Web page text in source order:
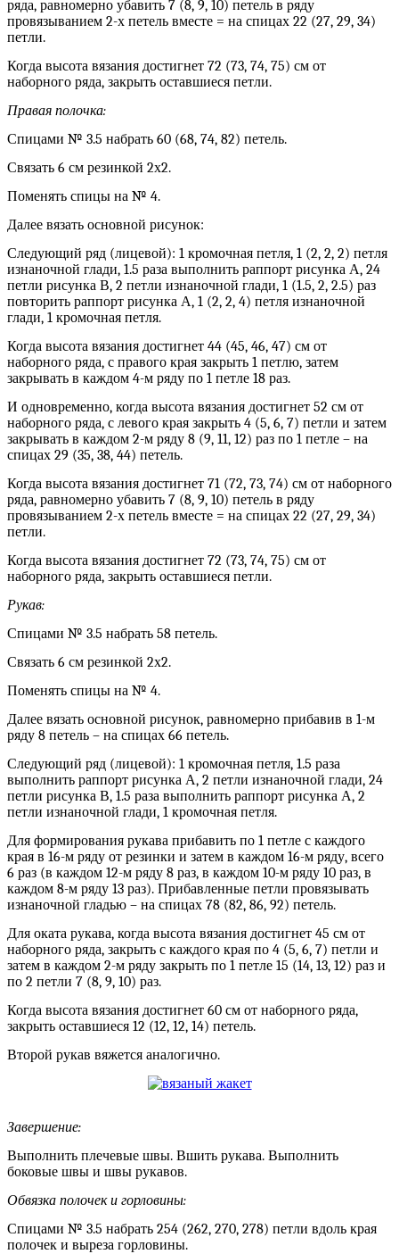
ряда, равномерно убавить 7 (8, 9, 10) петель в ряду
провязыванием 2-х петель вместе = на спицах 22 (27, 29, 34)
петли.
Когда высота вязания достигнет 72 (73, 74, 75) см от
наборного ряда, закрыть оставшиеся петли.
Правая полочка:
Спицами № 3.5 набрать 60 (68, 74, 82) петель.
Связать 6 см резинкой 2х2.
Поменять спицы на № 4.
Далее вязать основной рисунок:
Следующий ряд (лицевой): 1 кромочная петля, 1 (2, 2, 2) петля
изнаночной глади, 1.5 раза выполнить раппорт рисунка А, 24
петли рисунка В, 2 петли изнаночной глади, 1 (1.5, 2, 2.5) раз
повторить раппорт рисунка А, 1 (2, 2, 4) петля изнаночной
глади, 1 кромочная петля.
Когда высота вязания достигнет 44 (45, 46, 47) см от
наборного ряда, с правого края закрыть 1 петлю, затем
закрывать в каждом 4-м ряду по 1 петле 18 раз.
И одновременно, когда высота вязания достигнет 52 см от
наборного ряда, с левого края закрыть 4 (5, 6, 7) петли и затем
закрывать в каждом 2-м ряду 8 (9, 11, 12) раз по 1 петле – на
спицах 29 (35, 38, 44) петель.
Когда высота вязания достигнет 71 (72, 73, 74) см от наборного
ряда, равномерно убавить 7 (8, 9, 10) петель в ряду
провязыванием 2-х петель вместе = на спицах 22 (27, 29, 34)
петли.
Когда высота вязания достигнет 72 (73, 74, 75) см от
наборного ряда, закрыть оставшиеся петли.
Рукав:
Спицами № 3.5 набрать 58 петель.
Связать 6 см резинкой 2х2.
Поменять спицы на № 4.
Далее вязать основной рисунок, равномерно прибавив в 1-м
ряду 8 петель – на спицах 66 петель.
Следующий ряд (лицевой): 1 кромочная петля, 1.5 раза
выполнить раппорт рисунка А, 2 петли изнаночной глади, 24
петли рисунка В, 1.5 раза выполнить раппорт рисунка А, 2
петли изнаночной глади, 1 кромочная петля.
Для формирования рукава прибавить по 1 петле с каждого
края в 16-м ряду от резинки и затем в каждом 16-м ряду, всего
6 раз (в каждом 12-м ряду 8 раз, в каждом 10-м ряду 10 раз, в
каждом 8-м ряду 13 раз). Прибавленные петли провязывать
изнаночной гладью – на спицах 78 (82, 86, 92) петель.
Для оката рукава, когда высота вязания достигнет 45 см от
наборного ряда, закрыть с каждого края по 4 (5, 6, 7) петли и
затем в каждом 2-м ряду закрыть по 1 петле 15 (14, 13, 12) раз и
по 2 петли 7 (8, 9, 10) раз.
Когда высота вязания достигнет 60 см от наборного ряда,
закрыть оставшиеся 12 (12, 12, 14) петель.
Второй рукав вяжется аналогично.
Завершение:
Выполнить плечевые швы. Вшить рукава. Выполнить
боковые швы и швы рукавов.
Обвязка полочек и горловины:
Спицами № 3.5 набрать 254 (262, 270, 278) петли вдоль края
полочек и выреза горловины.